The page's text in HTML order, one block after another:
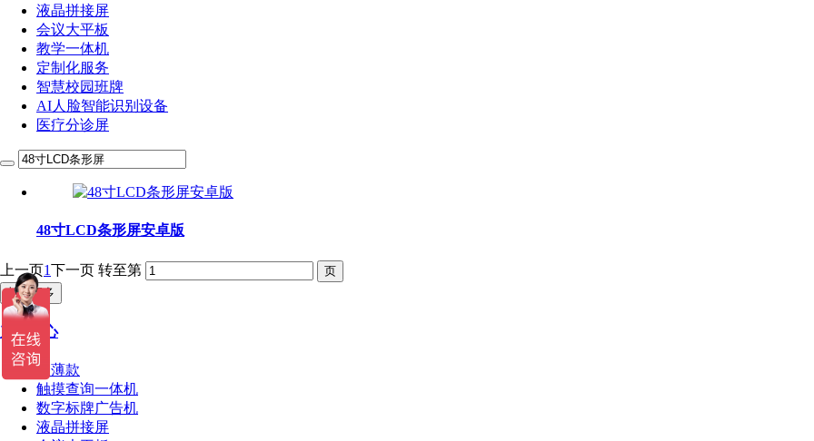
液晶拼接屏
会议大平板
教学一体机
定制化服务
智慧校园班牌
AI人脸智能识别设备
医疗分诊屏
48寸LCD条形屏安卓版
上一页1下一页 转至第
加载更多
产品中心
超薄款
触摸查询一体机
数字标牌广告机
液晶拼接屏